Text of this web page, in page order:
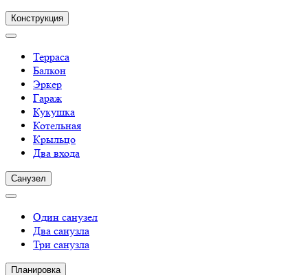
Конструкция
Терраса
Балкон
Эркер
Гараж
Кукушка
Котельная
Крыльцо
Два входа
Санузел
Один санузел
Два санузла
Три санузла
Планировка